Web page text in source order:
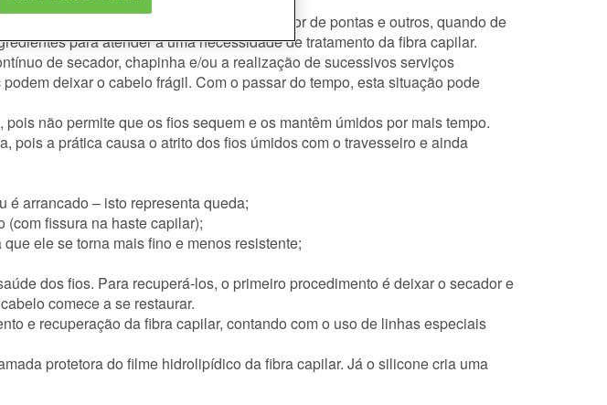
creme de pentear, leave in, reparador de pontas e outros, quando de
para atender à uma necessidade de tratamento da fibra capilar.
de secador, chapinha e/ou a realização de sucessivos serviços
deixar o cabelo frágil. Com o passar do tempo, esta situação pode
não permite que os fios sequem e os mantêm úmidos por mais tempo.
pois a prática causa o atrito dos fios úmidos com o travesseiro e ainda
é arrancado – isto representaqueda;
fissura na haste capilar);
que ele se torna mais fino e menos resistente;
dos fios. Para recuperá-los, o primeiro procedimento é deixar o secador e
comece a se restaurar.
e recuperação da fibra capilar, contando com o uso de linhas especiais
protetora do filme hidrolipídico da fibra capilar. Já o silicone cria uma